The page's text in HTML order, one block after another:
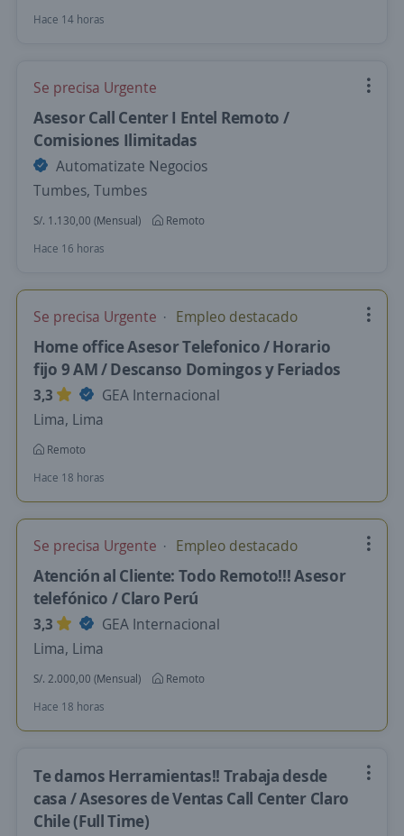
Hace 14 horas
Se precisa Urgente
Asesor Call Center I Entel Remoto /
Comisiones Ilimitadas
Automatizate Negocios
Tumbes, Tumbes
S/. 1.130,00 (Mensual)
Remoto
Hace 16 horas
Se precisa Urgente Empleo destacado
Home office Asesor Telefonico / Horario
fijo 9 AM / Descanso Domingos y Feriados
3,3
GEA Internacional
Lima, Lima
Remoto
Hace 18 horas
Se precisa Urgente Empleo destacado
Atención al Cliente: Todo Remoto!!! Asesor
telefónico / Claro Perú
3,3
GEA Internacional
Lima, Lima
S/. 2.000,00 (Mensual)
Remoto
Hace 18 horas
Te damos Herramientas!! Trabaja desde
casa / Asesores de Ventas Call Center Claro
Chile (Full Time)